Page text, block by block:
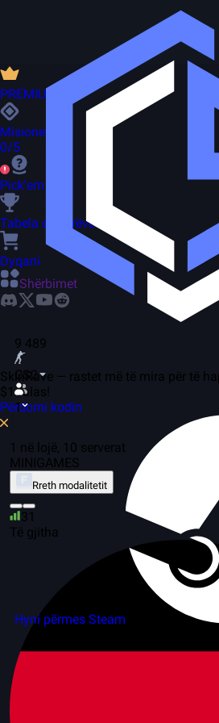
9 489
CS2
1
Hyni përmes Steam
PREMIUM
Misionet
0/5
Pick'em
Tabela e liderëve
Dyqani
Shërbimet
SkinRave — rastet më të mira për të
$1 falas!
Përdorni kodin
1 në lojë, 10 serverat
MINIGAMES
Rreth modalitetit
31
Të gjitha